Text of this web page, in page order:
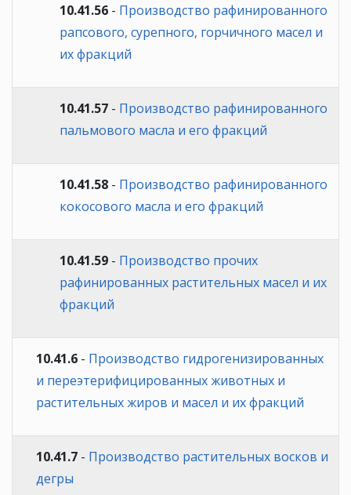
10.41.56 - Производство рафинированного
рапсового, сурепного, горчичного масел и
их фракций
10.41.57 - Производство рафинированного
пальмового масла и его фракций
10.41.58 - Производство рафинированного
кокосового масла и его фракций
10.41.59 - Производство прочих
рафинированных растительных масел и их
фракций
10.41.6 - Производство гидрогенизированных
и переэтерифицированных животных и
растительных жиров и масел и их фракций
10.41.7 - Производство растительных восков и
дегры